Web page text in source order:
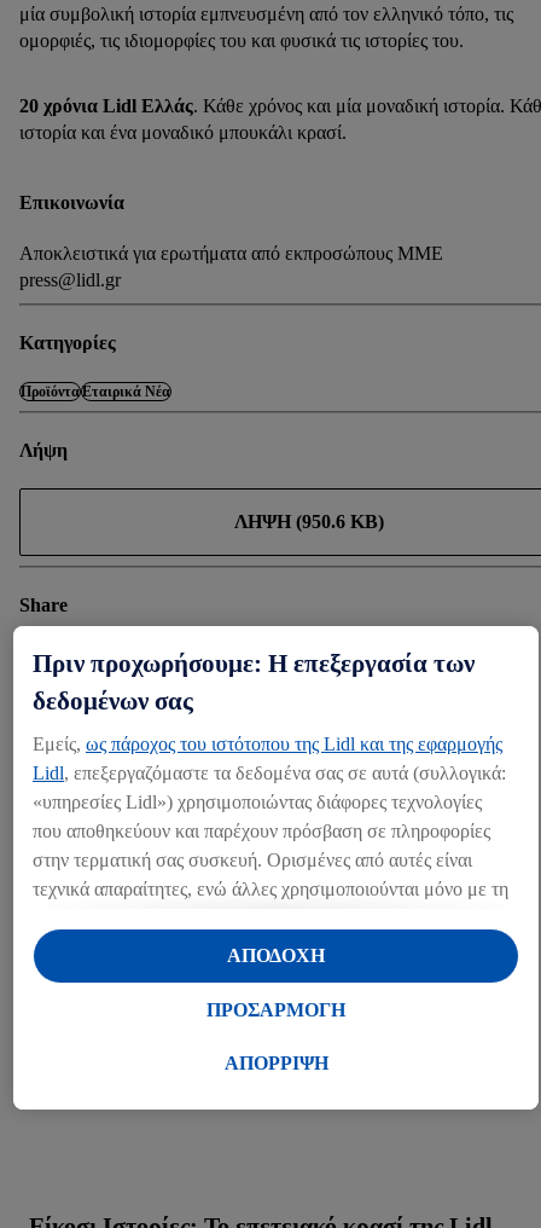
μία συμβολική ιστορία εμπνευσμένη από τον ελληνικό τόπο, τις
ομορφιές, τις ιδιομορφίες του και φυσικά τις ιστορίες του.
20 χρόνια Lidl Ελλάς. Κάθε χρόνος και μία μοναδική ιστορία.
ιστορία και ένα μοναδικό μπουκάλι κρασί.
Επικοινωνία
Αποκλειστικά για ερωτήματα από εκπροσώπους ΜΜΕ
press@lidl.gr
Κατηγορίες
ΠροϊόνταΕταιρικά Νέα
Λήψη
ΛΉΨΗ (950.6 KB)
Share
Press kits (1)
Πριν προχωρήσουμε: Η επεξεργασία των
δεδομένων σας
Εμείς, ως πάροχος του ιστότοπου της Lidl και της εφαρμογής
Lidl, επεξεργαζόμαστε τα δεδομένα σας σε αυτά (συλλογικά:
«υπηρεσίες Lidl») χρησιμοποιώντας διάφορες τεχνολογίες
που αποθηκεύουν και παρέχουν πρόσβαση σε πληροφορίες
στην τερματική σας συσκευή. Ορισμένες από αυτές είναι
τεχνικά απαραίτητες, ενώ άλλες χρησιμοποιούνται μόνο με τη
δημιουργία στατιστικών στοιχείων ή για εξατομικευμένη
διαφήμιση εντός και εκτός των υπηρεσιών Lidl. Εάν
συμμετέχετε στο πρόγραμμα Lidl Plus, δεδομένα που
επίσης σε επεξεργασία για τους σκοπούς αυτούς.
ΑΠΟΡΡΙΨΗ
ΠΡΟΣΑΡΜΟΓΗ
ΑΠΟΔΟΧΗ